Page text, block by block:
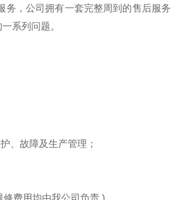
务，公司拥有一套完整周到的售后服务
系列问题。
、故障及生产管理；
费用均由我公司负责 )